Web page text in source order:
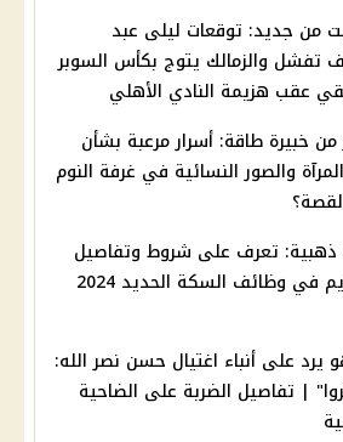
من جديد: توقعات ليلى عبد
تفشل والزمالك يتوج بكأس السوبر
عقب هزيمة النادي الأهلي
من خبيرة طاقة: أسرار مرعبة بشأن
والصور النسائية في غرفة النوم
تعرف على شروط وتفاصيل
في وظائف السكة الحديد 2024
يرد على أنباء اغتيال حسن نصر الله:
| تفاصيل الضربة على الضاحية